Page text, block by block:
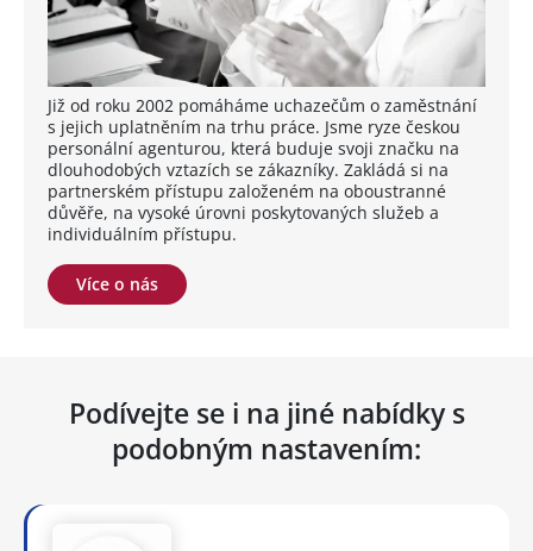
Již od roku 2002 pomáháme uchazečům o zaměstnání
s jejich uplatněním na trhu práce. Jsme ryze českou
personální agenturou, která buduje svoji značku na
dlouhodobých vztazích se zákazníky. Zakládá si na
partnerském přístupu založeném na oboustranné
důvěře, na vysoké úrovni poskytovaných služeb a
individuálním přístupu.
Více o nás
Podívejte se i na jiné nabídky s
podobným nastavením: